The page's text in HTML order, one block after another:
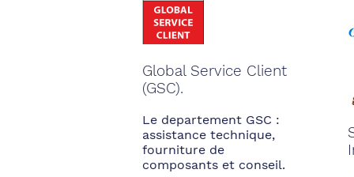
Global Service Client
(GSC).
Le departement GSC :
assistance technique,
fourniture de
composants et conseil.